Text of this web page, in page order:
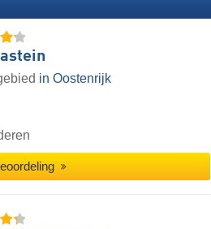
in Oostenrijk